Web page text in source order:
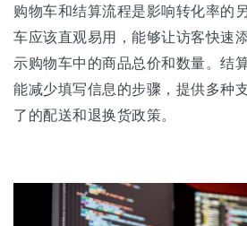
购物车和结算流程是影响转化率的
车应该直观易用，能够让访客快速
示购物车中的商品总价和数量。结
能减少填写信息的步骤，提供多种
了的配送和退换货政策。